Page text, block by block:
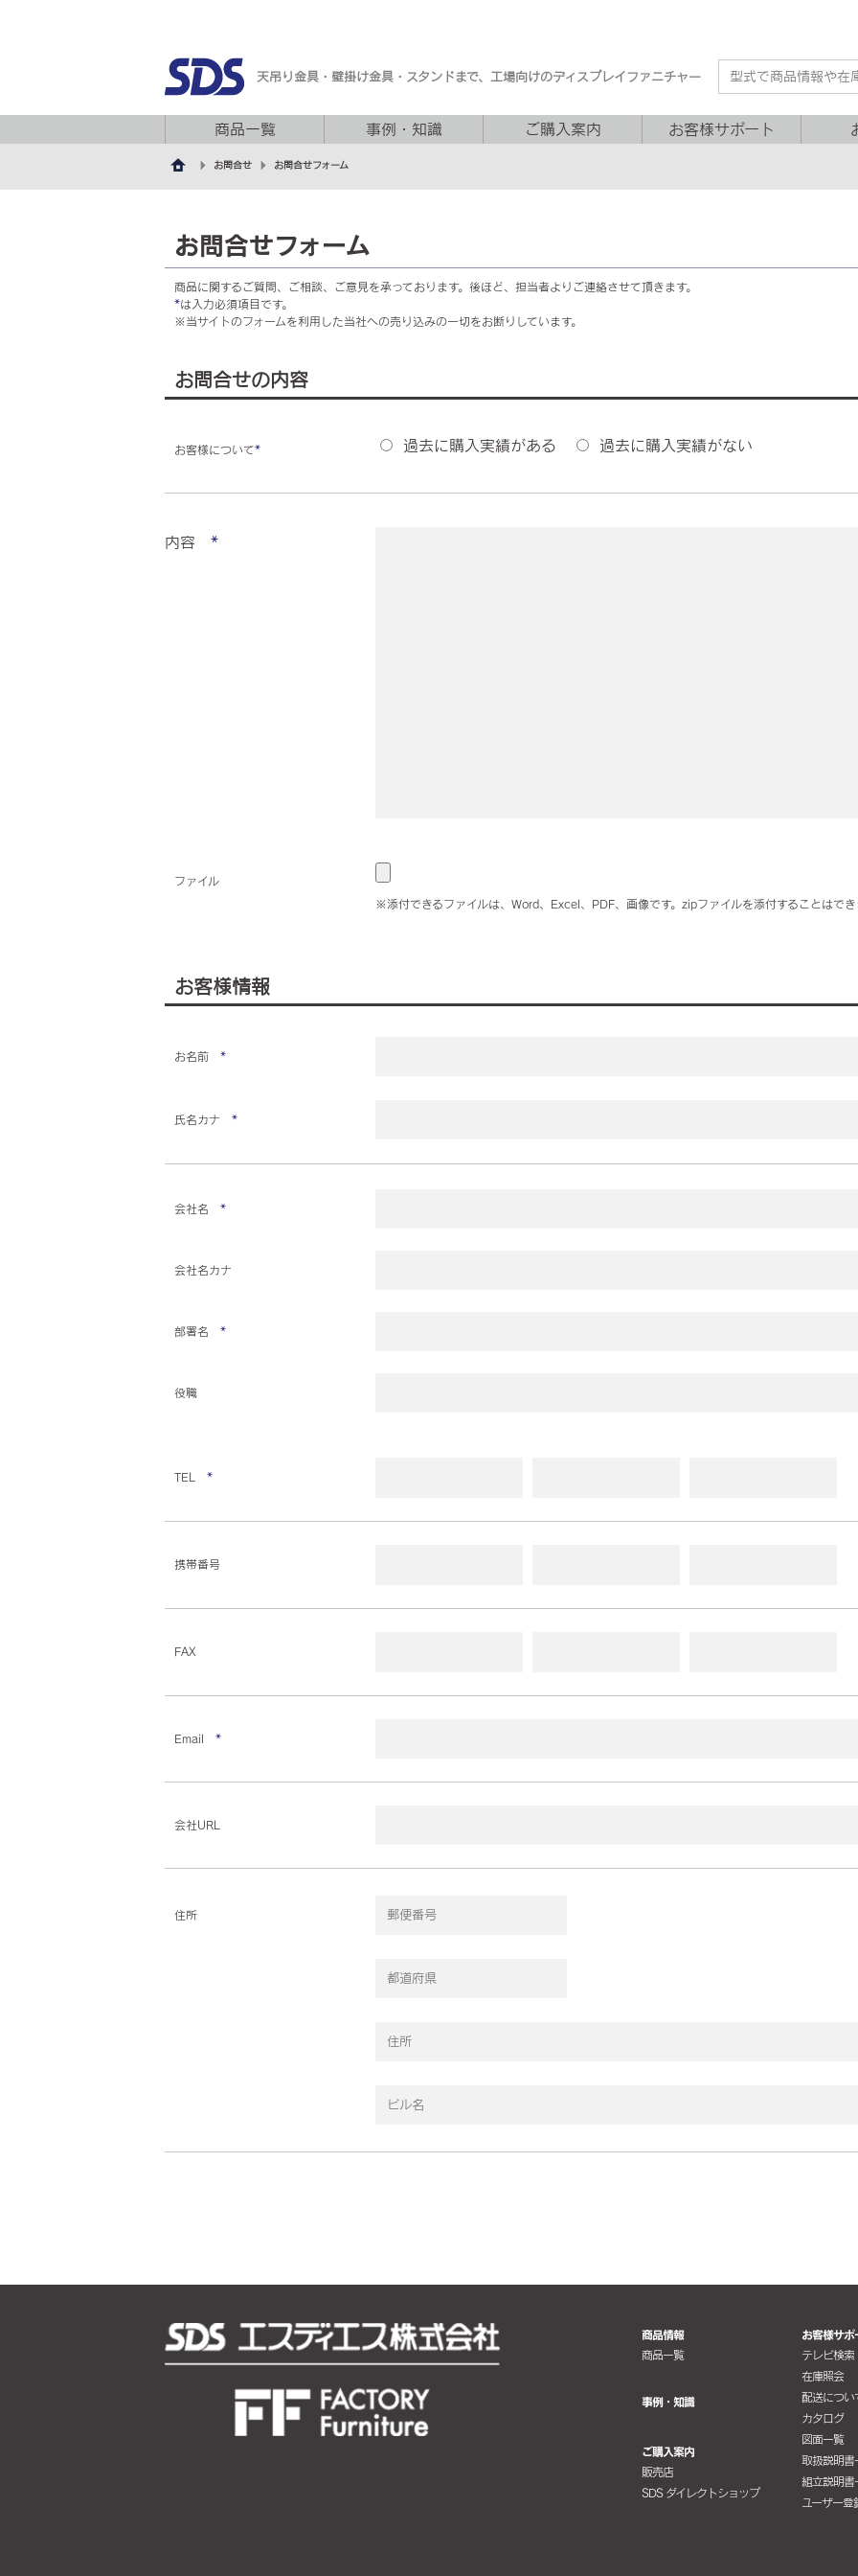
天吊り金具・壁掛け金具・スタンドまで、工場向けのディスプレイファニチャー
商品一覧 事例・知識 ご購入案内 お客様サポート
お問合せ お問合せフォーム
お問合せフォーム
商品に関するご質問、ご相談、ご意見を承っております。後ほど、担当者よりご連絡させて頂きます。
*は入力必須項目です。
※当サイトのフォームを利用した当社への売り込みの一切をお断りしています。
お問合せの内容
お客様について* 過去に購入実績がある 過去に購入実績がない
内容 *
ファイル
※添付できるファイルは、Word、Excel、PDF、画像です。zipファイルを添付することはでき
お客様情報
お名前 *
氏名カナ *
会社名 *
会社名カナ
部署名 *
役職
TEL *
携帯番号
FAX
Email *
会社URL
住所
商品情報
商品一覧
事例・知識
ご購入案内
販売店
SDS ダイレクトショップ
お客様サポ
テレビ検索
在庫照会
配送につい
カタログ
図面一覧
取扱説明書
組立説明書
ユーザー登